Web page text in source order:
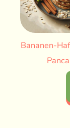
Bananen-